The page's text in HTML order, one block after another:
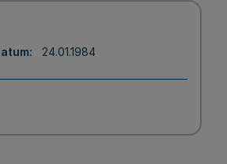
24.01.1984